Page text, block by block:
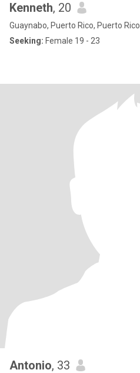
Kenneth, 20
Guaynabo, Puerto Rico, Puerto Rico
Seeking: Female 19 - 23
Antonio, 33